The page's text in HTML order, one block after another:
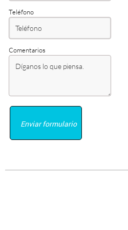
Teléfono
Comentarios
Enviar formulario